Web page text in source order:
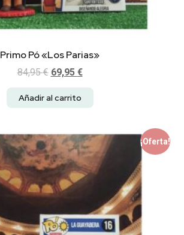
Primo Pó «Los Parias»
84,95€ 69,95 €
Añadir al carrito
¡Oferta!